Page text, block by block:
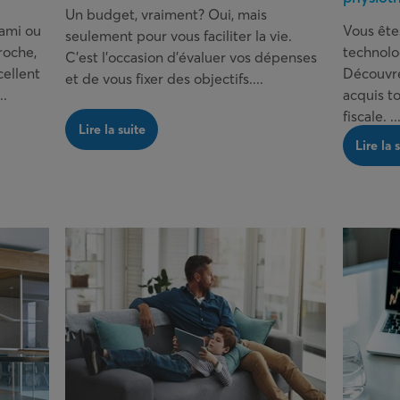
ou
Un budget, vraiment? Oui, mais
seulement pour vous faciliter la vie.
C'est l'occasion d'évaluer vos dépenses
et de vous fixer des objectifs....
Lire la suite
Vous
acquis
fiscale. ...
Lire la